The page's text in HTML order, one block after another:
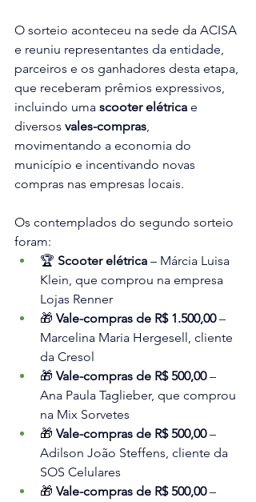
O sorteio aconteceu na sede da ACISA
e reuniu representantes da entidade,
parceiros e os ganhadores desta etapa,
que receberam prêmios expressivos,
incluindo uma scooter elétrica e
diversos vales-compras,
movimentando a economia do
município e incentivando novas
compras nas empresas locais.
Os contemplados do segundo sorteio
foram:
🏆 Scooter elétrica – Márcia Luisa
Klein, que comprou na empresa
Lojas Renner
🎁 Vale-compras de R$ 1.500,00 –
Marcelina Maria Hergesell, cliente
da Cresol
🎁 Vale-compras de R$ 500,00 –
Ana Paula Taglieber, que comprou
na Mix Sorvetes
🎁 Vale-compras de R$ 500,00 –
Adilson João Steffens, cliente da
SOS Celulares
🎁 Vale-compras de R$ 500,00 –